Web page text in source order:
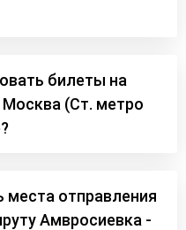
билеты на
(Ст. метро
места отправления
Амвросиевка -